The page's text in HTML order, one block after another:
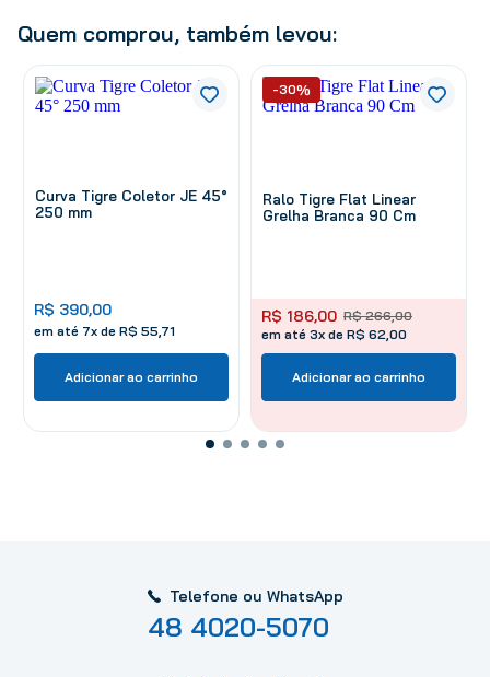
Quem comprou, também levou:
Curva Tigre Coletor JE 45°
250 mm
R$ 390,00
em até 7x de R$ 55 71
Adicionar ao carrinho
Ralo Tigre Flat Linear
Grelha Branca 90 Cm
R$ 266,00
R$ 186,00
em até 3x de R$ 62,00
-30%
Adicionar ao carrinho
Telefone ou WhatsApp
48 4020-5070